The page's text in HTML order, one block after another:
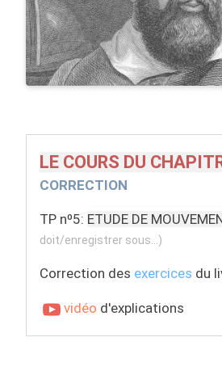
LE COURS DU
CORRECTION
TP nº5: ETUDE DE
doit/enregistrer sous...)
Correction des exercices du
vidéo d'explications